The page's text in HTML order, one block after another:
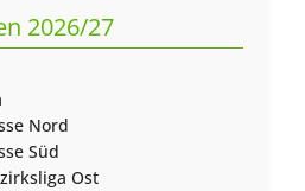
2026/27
Nord
Süd
Ost